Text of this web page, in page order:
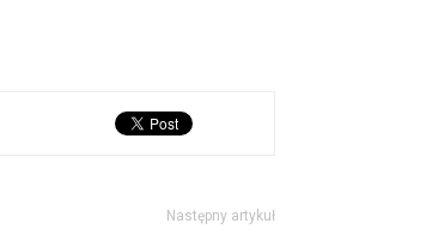
Następny artykuł